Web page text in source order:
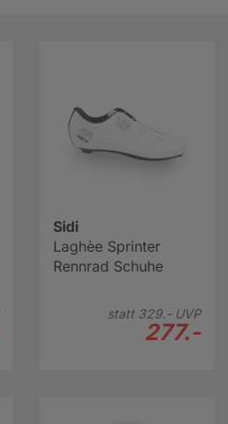
Sidi
Laghèe Sprinter
Rennrad Schuhe
statt 329.-UVP
277.-